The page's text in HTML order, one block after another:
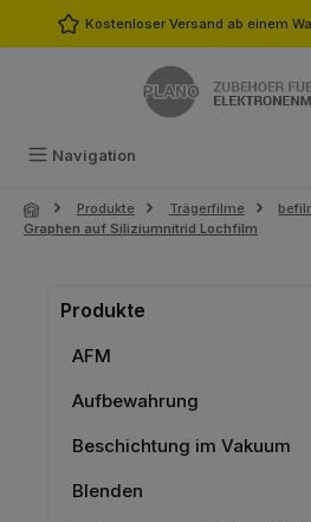
Zum Hauptinhalt springen
Kostenloser Versand ab einem
Navigation
Produkte Trägerfilme
Graphen auf Siliziumnitrid Lochfilm
Produkte
AFM
Aufbewahrung
Beschichtung im Vakuum
Blenden